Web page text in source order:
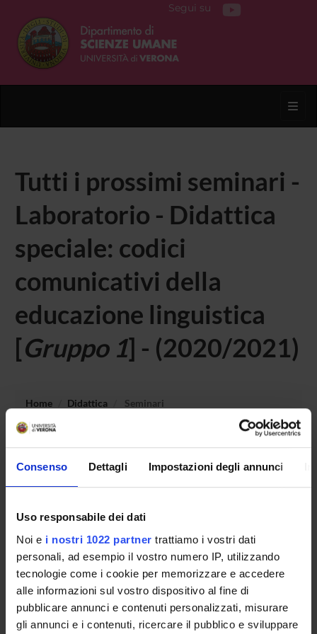
Consenso Dettagli Impostazioni degli annunci
Uso responsabile dei dati
Noi e i nostri 1022 partner trattiamo i vostri dati
personali, ad esempio il vostro numero IP, utilizzando
tecnologie come i cookie per memorizzare e accedere
alle informazioni sul vostro dispositivo al fine di
pubblicare annunci e contenuti personalizzati, misurare
gli annunci e i contenuti, ricercare il pubblico e sviluppare
Segui su
Tutti i prossimi seminari -
Laboratorio - Didattica
speciale: codici
comunicativi della
educazione linguistica
[Gruppo 1] - (2020/2021)
Home Didattica Seminari
Non è stato trovato alcun seminario relativo
all'insegnamento Laboratorio - Didattica speciale: codici
comunicativi della educazione linguistica.
OFFERTA FORMATIVA
CORSI DI STUDIO
DOTTORATI, MASTER E FORMAZIONE SUPERIORE